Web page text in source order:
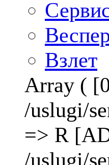
Взлет
Array (
/uslugi/
=> R
/uslugi/